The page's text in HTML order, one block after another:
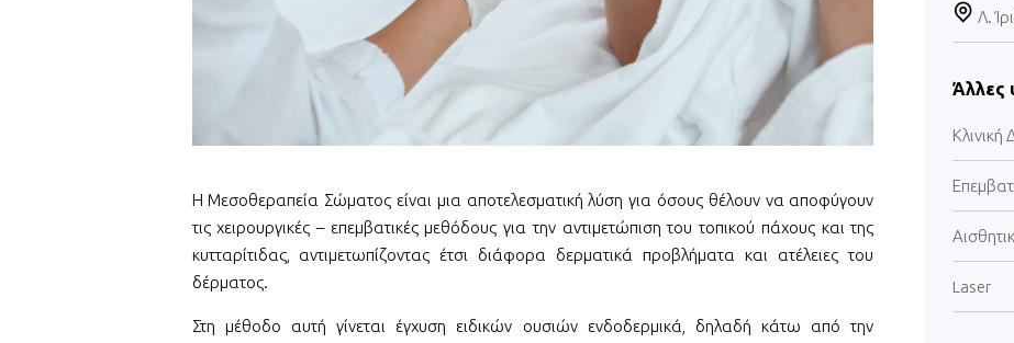
Η Μεσοθεραπεία Σώματος είναι μια αποτελεσματική λύση για όσους θέλουν να αποφύγουν
τις χειρουργικές – επεμβατικές μεθόδους για την αντιμετώπιση του τοπικού πάχους και της
κυτταρίτιδας, αντιμετωπίζοντας έτσι διάφορα δερματικά προβλήματα και ατέλειες του
δέρματος.
Στη μέθοδο αυτή γίνεται έγχυση ειδικών ουσιών ενδοδερμικά, δηλαδή κάτω από την
Λ.
Άλλες
Κλινική
Laser